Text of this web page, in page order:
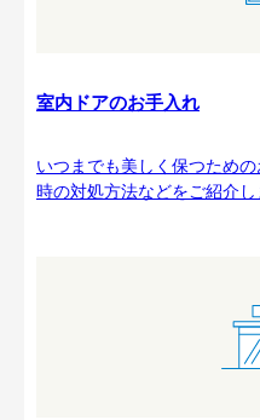
室内ドアのお手入れ
いつまでも美しく保つため
時の対処方法などをご紹介し